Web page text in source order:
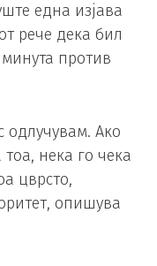
една изјава
рече дека бил
против
одлучувам. Ако
нека го чека
цврсто,
опишува